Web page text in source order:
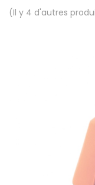
(Il y 4 d'autres